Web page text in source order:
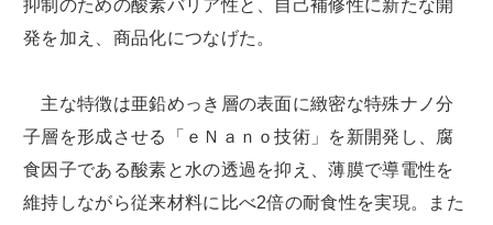
抑制のための酸素バリア性と、自己補修性に新たな開
発を加え、商品化につなげた。
主な特徴は亜鉛めっき層の表面に緻密な特殊ナノ分
子層を形成させる「ｅＮａｎｏ技術」を新開発し、腐
食因子である酸素と水の透過を抑え、薄膜で導電性を
維持しながら従来材料に比べ2倍の耐食性を実現。また